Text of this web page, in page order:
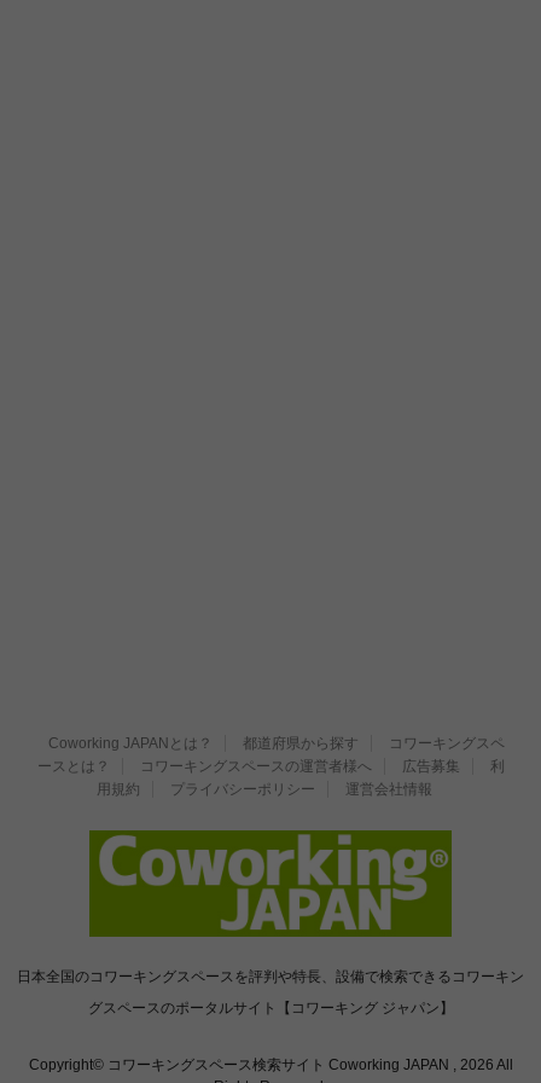
Coworking JAPANとは？ 都道府県から探す
コワーキングスペ
ースとは？
コワーキングスペースの運営者様へ 広告募集
利
用規約
プライバシーポリシー 運営会社情報
日本全国のコワーキングスペースを評判や特長、設備で検索できるコワーキン
グスペースのポータルサイト【コワーキング ジャパン】
Copyright© コワーキングスペース検索サイト Coworking JAPAN , 2026 All